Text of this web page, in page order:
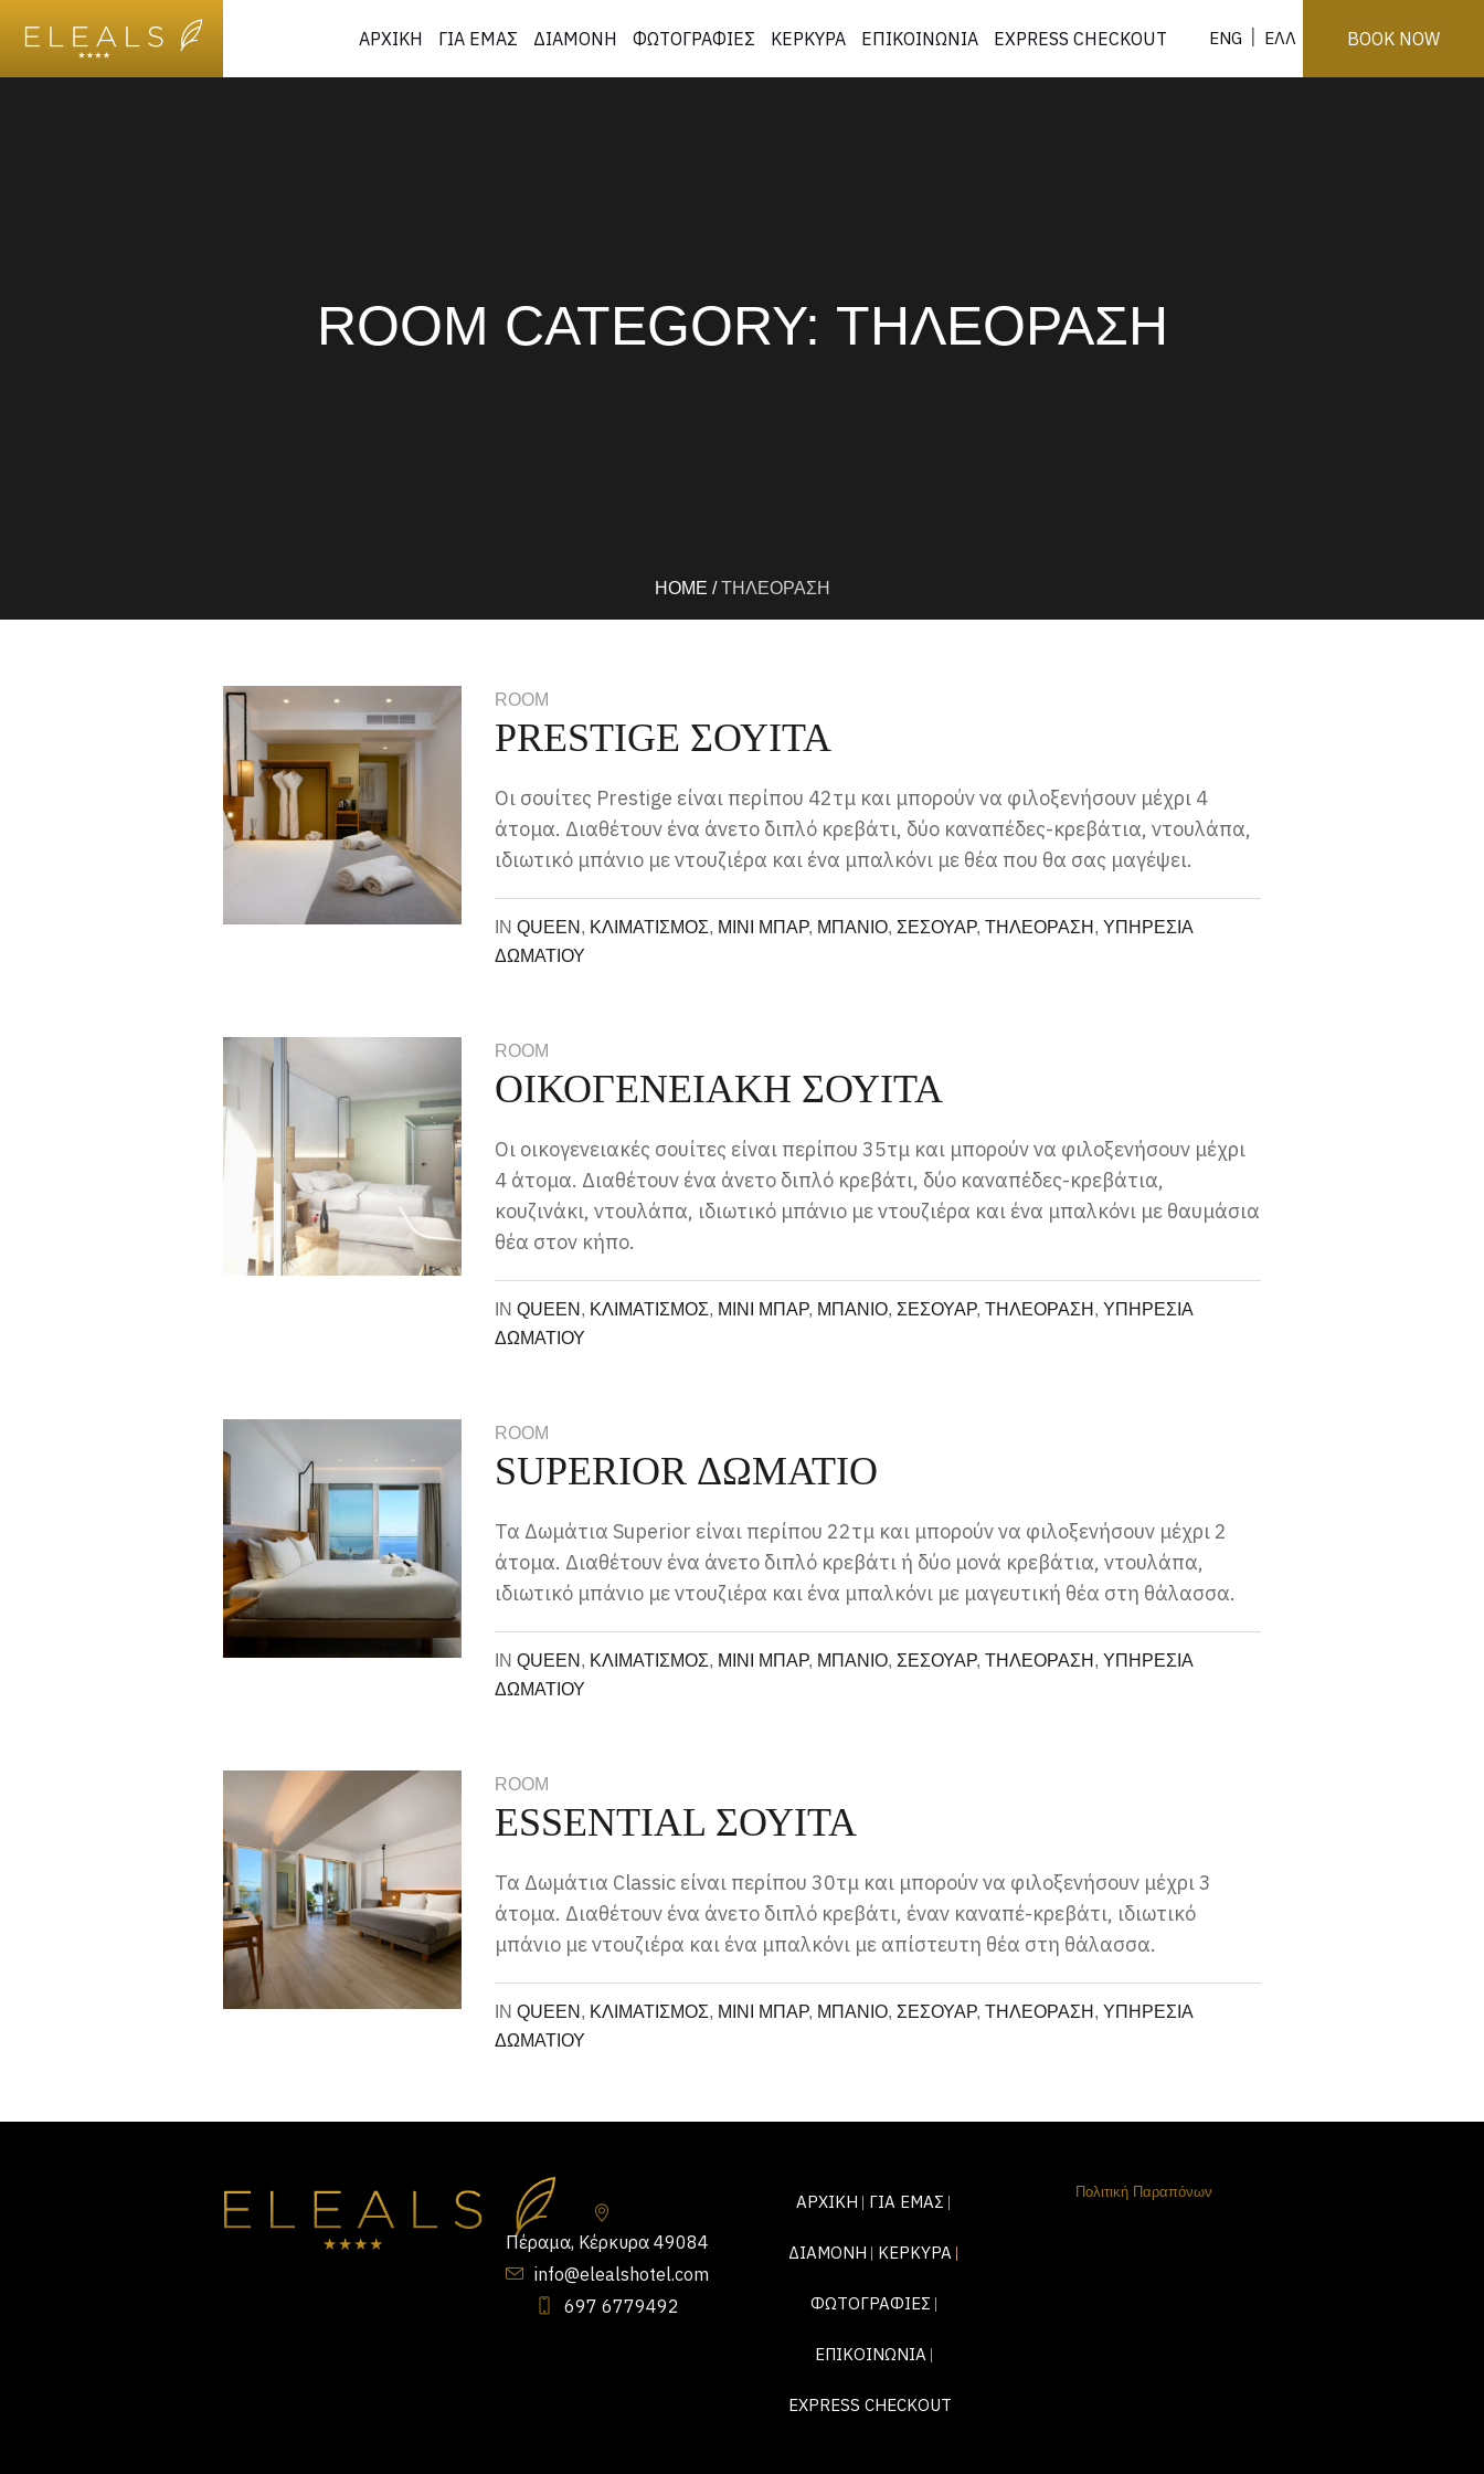
ENG ΕΛΛ BOOK NOW
ΑΡΧΙΚΗ ΓΙΑ ΕΜΑΣ ΔΙΑΜΟΝΗ ΦΩΤΟΓΡΑΦΙΕΣ ΚΕΡΚΥΡΑ ΕΠΙΚΟΙΝΩΝΙΑ EXPRESS CHECKOUT
ROOM CATEGORY: ΤΗΛΕΟΡΑΣΗ
HOME /ΤΗΛΕΟΡΑΣΗ
ROOM
PRESTIGE ΣΟΥΙΤΑ
Οι σουίτες Prestige είναι περίπου 42τμ και μπορούν να φιλοξενήσουν μέχρι 4
άτομα. Διαθέτουν ένα άνετο διπλό κρεβάτι, δύο καναπέδες-κρεβάτια, ντουλάπα,
ιδιωτικό μπάνιο με ντουζιέρα και ένα μπαλκόνι με θέα που θα σας μαγέψει.
INQUEEN , ΚΛΙΜΑΤΙΣΜΟΣ, ΜΙΝΙ ΜΠΑΡ, ΜΠΑΝΙΟ, ΣΕΣΟΥΑΡ,ΤΗΛΕΟΡΑΣΗ ,ΥΠΗΡΕΣΙΑ
ΔΩΜΑΤΙΟΥ
ROOM
ΟΙΚΟΓΕΝΕΙΑΚΗ ΣΟΥΙΤΑ
Οι οικογενειακές σουίτες είναι περίπου 35τμ και μπορούν να φιλοξενήσουν μέχρι
4 άτομα. Διαθέτουν ένα άνετο διπλό κρεβάτι, δύο καναπέδες-κρεβάτια,
κουζινάκι, ντουλάπα, ιδιωτικό μπάνιο με ντουζιέρα και ένα μπαλκόνι με θαυμάσια
θέα στον κήπο.
INQUEEN , ΚΛΙΜΑΤΙΣΜΟΣ, ΜΙΝΙ ΜΠΑΡ, ΜΠΑΝΙΟ, ΣΕΣΟΥΑΡ,ΤΗΛΕΟΡΑΣΗ ,ΥΠΗΡΕΣΙΑ
ΔΩΜΑΤΙΟΥ
ROOM
SUPERIOR ΔΩΜΑΤΙΟ
Τα Δωμάτια Superior είναι περίπου 22τμ και μπορούν να φιλοξενήσουν μέχρι 2
άτομα. Διαθέτουν ένα άνετο διπλό κρεβάτι ή δύο μονά κρεβάτια, ντουλάπα,
ιδιωτικό μπάνιο με ντουζιέρα και ένα μπαλκόνι με μαγευτική θέα στη θάλασσα.
INQUEEN , ΚΛΙΜΑΤΙΣΜΟΣ, ΜΙΝΙ ΜΠΑΡ, ΜΠΑΝΙΟ, ΣΕΣΟΥΑΡ,ΤΗΛΕΟΡΑΣΗ ,ΥΠΗΡΕΣΙΑ
ΔΩΜΑΤΙΟΥ
ROOM
ESSENTIAL ΣΟΥΊΤΑ
Τα Δωμάτια Classic είναι περίπου 30τμ και μπορούν να φιλοξενήσουν μέχρι 3
άτομα. Διαθέτουν ένα άνετο διπλό κρεβάτι, έναν καναπέ-κρεβάτι, ιδιωτικό
μπάνιο με ντουζιέρα και ένα μπαλκόνι με απίστευτη θέα στη θάλασσα.
INQUEEN , ΚΛΙΜΑΤΙΣΜΟΣ, ΜΙΝΙ ΜΠΑΡ, ΜΠΑΝΙΟ, ΣΕΣΟΥΑΡ,ΤΗΛΕΟΡΑΣΗ ,ΥΠΗΡΕΣΙΑ
ΔΩΜΑΤΙΟΥ
Πέραμα, Κέρκυρα 49084
info@elealshotel.com
697 6779492
ΑΡΧΙΚΗ ΓΙΑ ΕΜΑΣ
ΔΙΑΜΟΝΗ ΚΕΡΚΥΡΑ
ΦΩΤΟΓΡΑΦΙΕΣ
ΕΠΙΚΟΙΝΩΝΙΑ
EXPRESS CHECKOUT
Πολιτική Παραπόνων